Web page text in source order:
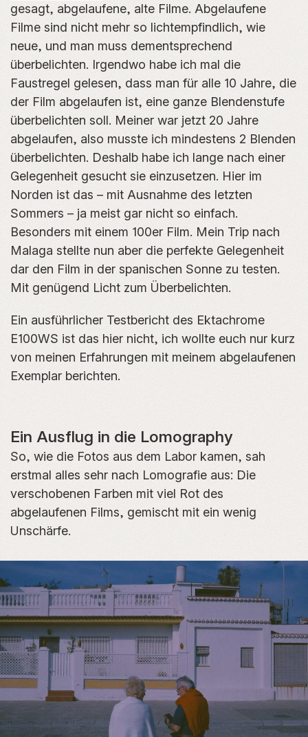
gesagt, abgelaufene, alte Filme. Abgelaufene
Filme sind nicht mehr so lichtempfindlich, wie
neue, und man muss dementsprechend
überbelichten. Irgendwo habe ich mal die
Faustregel gelesen, dass man für alle 10 Jahre, die
der Film abgelaufen ist, eine ganze Blendenstufe
überbelichten soll. Meiner war jetzt 20 Jahre
abgelaufen, also musste ich mindestens 2 Blenden
überbelichten. Deshalb habe ich lange nach einer
Gelegenheit gesucht sie einzusetzen. Hier im
Norden ist das – mit Ausnahme des letzten
Sommers – ja meist gar nicht so einfach.
Besonders mit einem 100er Film. Mein Trip nach
Malaga stellte nun aber die perfekte Gelegenheit
dar den Film in der spanischen Sonne zu testen.
Mit genügend Licht zum Überbelichten.
Ein ausführlicher Testbericht des Ektachrome
E100WS ist das hier nicht, ich wollte euch nur kurz
von meinen Erfahrungen mit meinem abgelaufenen
Exemplar berichten.
Ein Ausflug in die Lomography
So, wie die Fotos aus dem Labor kamen, sah
erstmal alles sehr nach Lomografie aus: Die
verschobenen Farben mit viel Rot des
abgelaufenen Films, gemischt mit ein wenig
Unschärfe.